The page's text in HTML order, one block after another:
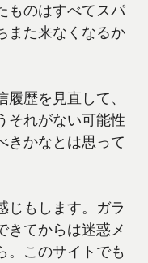
ものはすべてスパ
また来なくなるか
歴を見直して、
それがない可能性
きかなとは思って
じもします。ガラ
きてからは迷惑メ
。このサイトでも